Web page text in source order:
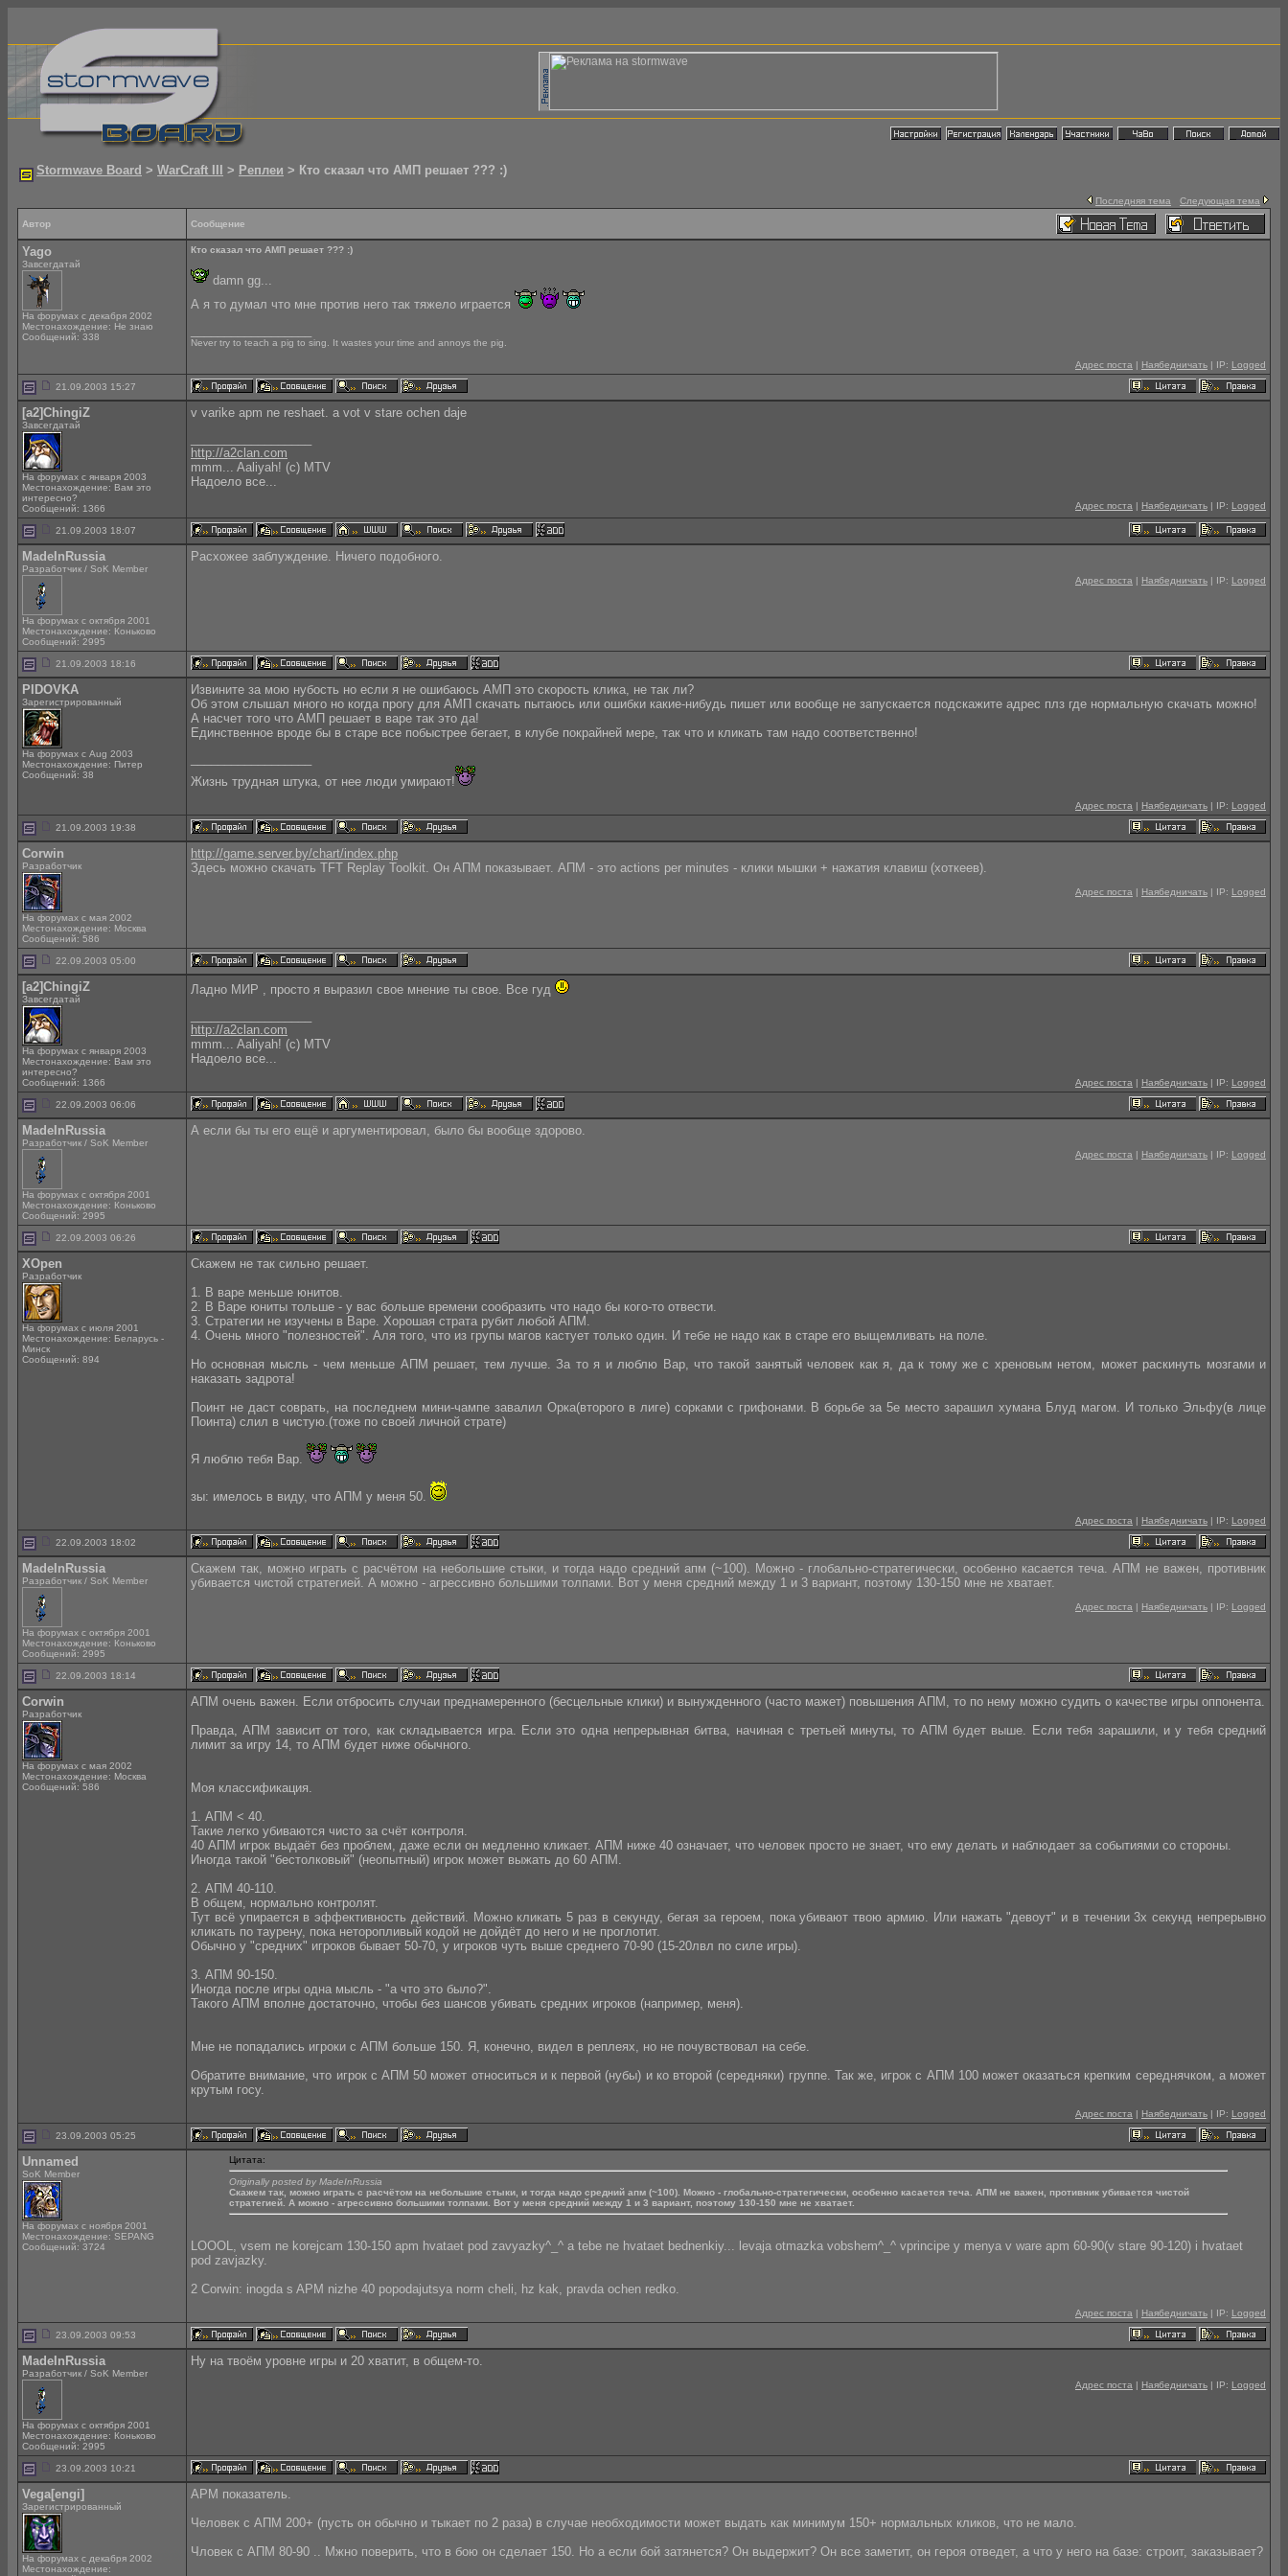
Stormwave Board > WarCraft III > Реплеи > Кто сказал что АМП решает ??? :)
Последняя тема Следующая тема
Автор Сообщение
Yago
Завсегдатай
На форумах с декабря 2002
Местонахождение: Не знаю
Сообщений: 338
Кто сказал что АМП решает ??? :)
damn gg...
А я то думал что мне против него так тяжело играется
Never try to teach a pig to sing. It wastes your time and annoys the pig.
Адрес поста | Наябедничать | IP: Logged
21.09.2003 15:27
[a2]ChingiZ
Завсегдатай
На форумах с января 2003
Местонахождение: Вам это
интересно?
Сообщений: 1366
v varike apm ne reshaet. a vot v stare ochen daje
http://a2clan.com
mmm... Aaliyah! (c) MTV
Надоело все...
Адрес поста | Наябедничать | IP: Logged
21.09.2003 18:07
MadeInRussia
Разработчик / SoK Member
На форумах с октября 2001
Местонахождение: Коньково
Сообщений: 2995
Расхожее заблуждение. Ничего подобного.
Адрес поста | Наябедничать | IP: Logged
21.09.2003 18:16
PIDOVKA
Зарегистрированный
На форумах с Aug 2003
Местонахождение: Питер
Сообщений: 38
Извините за мою нубость но если я не ошибаюсь АМП это скорость клика, не так ли?
Об этом слышал много но когда прогу для АМП скачать пытаюсь или ошибки какие-нибудь пишет или вообще не запускается подскажите адрес плз где нормальную скачать можно!
А насчет того что АМП решает в варе так это да!
Единственное вроде бы в старе все побыстрее бегает, в клубе покрайней мере, так что и кликать там надо соответственно!
Жизнь трудная штука, от нее люди умирают!
Адрес поста | Наябедничать | IP: Logged
21.09.2003 19:38
Corwin
Разработчик
На форумах с мая 2002
Местонахождение: Москва
Сообщений: 586
http://game.server.by/chart/index.php
Здесь можно скачать TFT Replay Toolkit. Он АПМ показывает. АПМ - это actions per minutes - клики мышки + нажатия клавиш (хоткеев).
Адрес поста | Наябедничать | IP: Logged
22.09.2003 05:00
[a2]ChingiZ
Завсегдатай
На форумах с января 2003
Местонахождение: Вам это
интересно?
Сообщений: 1366
Ладно МИР , просто я выразил свое мнение ты свое. Все гуд
http://a2clan.com
mmm... Aaliyah! (c) MTV
Надоело все...
Адрес поста | Наябедничать | IP: Logged
22.09.2003 06:06
MadeInRussia
Разработчик / SoK Member
На форумах с октября 2001
Местонахождение: Коньково
Сообщений: 2995
А если бы ты его ещё и аргументировал, было бы вообще здорово.
Адрес поста | Наябедничать | IP: Logged
22.09.2003 06:26
XOpen
Разработчик
На форумах с июля 2001
Местонахождение: Беларусь -
Минск
Сообщений: 894
Скажем не так сильно решает.
1. В варе меньше юнитов.
2. В Варе юниты тольше - у вас больше времени сообразить что надо бы кого-то отвести.
3. Стратегии не изучены в Варе. Хорошая страта рубит любой АПМ.
4. Очень много "полезностей". Аля того, что из групы магов кастует только один. И тебе не надо как в старе его выщемливать на поле.
Но основная мысль - чем меньше АПМ решает, тем лучше. За то я и люблю Вар, что такой занятый человек как я, да к тому же с хреновым нетом, может раскинуть мозгами и
наказать задрота!
Поинт не даст соврать, на последнем мини-чампе завалил Орка(второго в лиге) сорками с грифонами. В борьбе за 5е место зарашил хумана Блуд магом. И только Эльфу(в лице
Поинта) слил в чистую.(тоже по своей личной страте)
Я люблю тебя Вар.
зы: имелось в виду, что АПМ у меня 50.
Адрес поста | Наябедничать | IP: Logged
22.09.2003 18:02
MadeInRussia
Разработчик / SoK Member
На форумах с октября 2001
Местонахождение: Коньково
Сообщений: 2995
Скажем так, можно играть с расчётом на небольшие стыки, и тогда надо средний апм (~100). Можно - глобально-стратегически, особенно касается теча. АПМ не важен, противник
убивается чистой стратегией. А можно - агрессивно большими толпами. Вот у меня средний между 1 и 3 вариант, поэтому 130-150 мне не хватает.
Адрес поста | Наябедничать | IP: Logged
22.09.2003 18:14
Corwin
Разработчик
На форумах с мая 2002
Местонахождение: Москва
Сообщений: 586
АПМ очень важен. Если отбросить случаи преднамеренного (бесцельные клики) и вынужденного (часто мажет) повышения АПМ, то по нему можно судить о качестве игры оппонента.
Правда, АПМ зависит от того, как складывается игра. Если это одна непрерывная битва, начиная с третьей минуты, то АПМ будет выше. Если тебя зарашили, и у тебя средний
лимит за игру 14, то АПМ будет ниже обычного.
Моя классификация.
1. АПМ < 40.
Такие легко убиваются чисто за счёт контроля.
40 АПМ игрок выдаёт без проблем, даже если он медленно кликает. АПМ ниже 40 означает, что человек просто не знает, что ему делать и наблюдает за событиями со стороны.
Иногда такой "бестолковый" (неопытный) игрок может выжать до 60 АПМ.
2. АПМ 40-110.
В общем, нормально контролят.
Тут всё упирается в эффективность действий. Можно кликать 5 раз в секунду, бегая за героем, пока убивают твою армию. Или нажать "девоут" и в течении 3х секунд непрерывно
кликать по таурену, пока неторопливый кодой не дойдёт до него и не проглотит.
Обычно у "средних" игроков бывает 50-70, у игроков чуть выше среднего 70-90 (15-20лвл по силе игры).
3. АПМ 90-150.
Иногда после игры одна мысль - "а что это было?".
Такого АПМ вполне достаточно, чтобы без шансов убивать средних игроков (например, меня).
Мне не попадались игроки с АПМ больше 150. Я, конечно, видел в реплеях, но не почувствовал на себе.
Обратите внимание, что игрок с АПМ 50 может относиться и к первой (нубы) и ко второй (середняки) группе. Так же, игрок с АПМ 100 может оказаться крепким середнячком, а может
крутым госу.
Адрес поста | Наябедничать | IP: Logged
23.09.2003 05:25
Unnamed
SoK Member
На форумах с ноября 2001
Местонахождение: SEPANG
Сообщений: 3724
Цитата:
Originally posted by MadeInRussia
Скажем так, можно играть с расчётом на небольшие стыки, и тогда надо средний апм (~100). Можно - глобально-стратегически, особенно касается теча. АПМ не важен, противник убивается чистой
стратегией. А можно - агрессивно большими толпами. Вот у меня средний между 1 и 3 вариант, поэтому 130-150 мне не хватает.
LOOOL, vsem ne korejcam 130-150 apm hvataet pod zavyazky^_^ a tebe ne hvataet bednenkiy... levaja otmazka vobshem^_^ vprincipe y menya v ware apm 60-90(v stare 90-120) i hvataet
pod zavjazky.
2 Corwin: inogda s APM nizhe 40 popodajutsya norm cheli, hz kak, pravda ochen redko.
Адрес поста | Наябедничать | IP: Logged
23.09.2003 09:53
MadeInRussia
Разработчик / SoK Member
На форумах с октября 2001
Местонахождение: Коньково
Сообщений: 2995
Ну на твоём уровне игры и 20 хватит, в общем-то.
Адрес поста | Наябедничать | IP: Logged
23.09.2003 10:21
Vega[engi]
Зарегистрированный
На форумах с декабря 2002
Местонахождение:
APM показатель.
Человек с АПМ 200+ (пусть он обычно и тыкает по 2 раза) в случае необходимости может выдать как минимум 150+ нормальных кликов, что не мало.
Чловек с АПМ 80-90 .. Мжно поверить, что в бою он сделает 150. Но а если бой затянется? Он выдержит? Он все заметит, он героя отведет, а что у него на базе: строит, заказывает?